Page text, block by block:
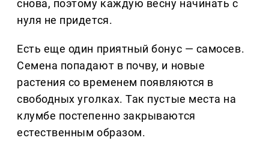
снова, поэтому каждую весну начинать с
нуля не придется.
Есть еще один приятный бонус — самосев.
Семена попадают в почву, и новые
растения со временем появляются в
свободных уголках. Так пустые места на
клумбе постепенно закрываются
естественным образом.